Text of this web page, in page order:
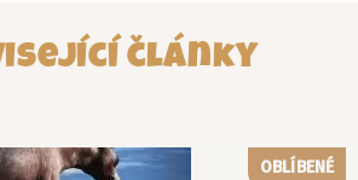
články
OBLÍBENÉ